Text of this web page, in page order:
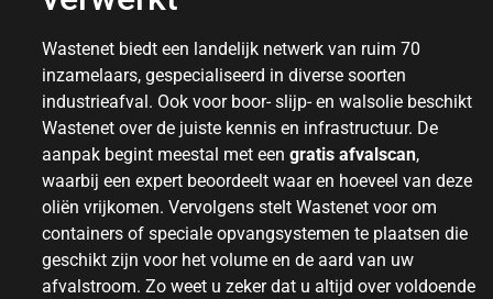
Wastenet biedt een landelijk netwerk van ruim 70
inzamelaars, gespecialiseerd in diverse soorten
industrieafval. Ook voor boor- slijp- en walsolie beschikt
Wastenet over de juiste kennis en infrastructuur. De
aanpak begint meestal met een gratis afvalscan,
waarbij een expert beoordeelt waar en hoeveel van deze
oliën vrijkomen. Vervolgens stelt Wastenet voor om
containers of speciale opvangsystemen te plaatsen die
geschikt zijn voor het volume en de aard van uw
afvalstroom. Zo weet u zeker dat u altijd over voldoende